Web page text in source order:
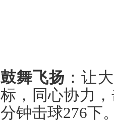
鼓舞飞扬 ：让
标，同心协力
分钟击球276下